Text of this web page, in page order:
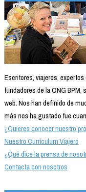
Escritores, viajeros,
fundadores de la ONG
web. Nos han definido de
más nos ha gustado fue
¿Quieres conocer nuestro
Nuestro Currículum Viajero
¿Qué dice la prensa de
Contacta con nosotros